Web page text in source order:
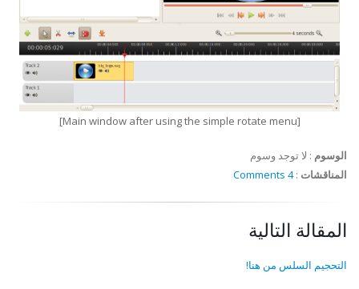
[Main window after using the simple rotate menu]
الوسوم : لا توجد وسوم
المناقشات :
4 Comments
المقالة التالية
التحجيم السلس من هنا!